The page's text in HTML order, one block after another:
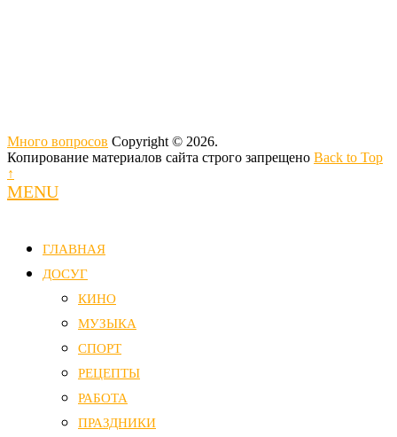
Много вопросов Copyright © 2026.
Копирование материалов сайта строго запрещено Back to Top
↑
MENU
ГЛАВНАЯ
ДОСУГ
КИНО
МУЗЫКА
СПОРТ
РЕЦЕПТЫ
РАБОТА
ПРАЗДНИКИ